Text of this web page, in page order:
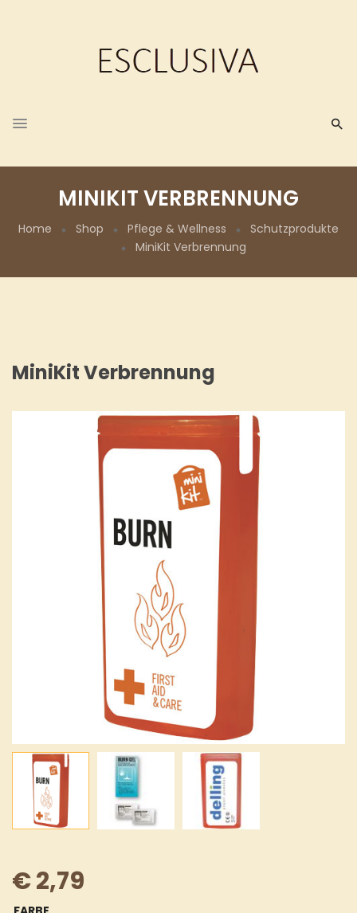
MINIKIT VERBRENNUNG
Home Shop Pflege & Wellness
Schutzprodukte
MiniKit Verbrennung
MiniKit Verbrennung
€2,79